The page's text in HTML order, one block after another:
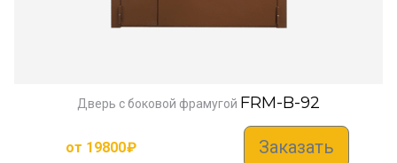
Дверь с боковой фрамугой FRM-B-92
от 19800₽ Заказать